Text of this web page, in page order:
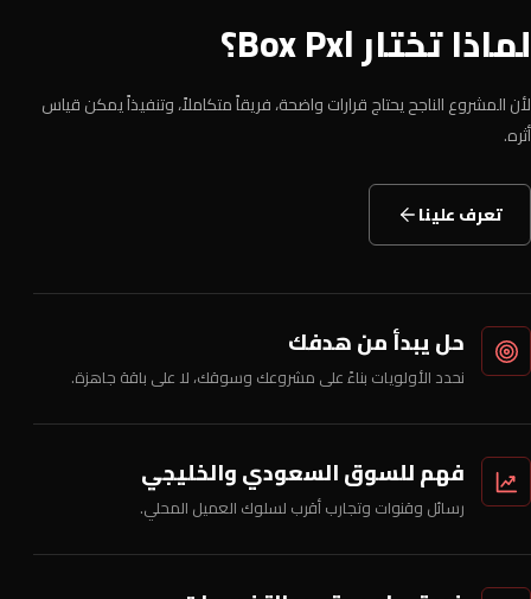
لماذا تختار Box Pxl؟
لأن المشروع الناجح يحتاج قرارات واضحة، فريقاً متكاملاً، وتنفيذاً يمكن قياس
أثره.
تعرف علينا
حل يبدأ من هدفك
نحدد الأولويات بناءً على مشروعك وسوقك، لا على باقة جاهزة.
فهم للسوق السعودي والخليجي
رسائل وقنوات وتجارب أقرب لسلوك العميل المحلي.